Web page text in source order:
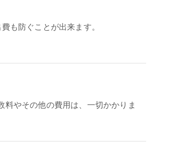
も防ぐことが出来ます。
やその他の費用は、一切かかりま